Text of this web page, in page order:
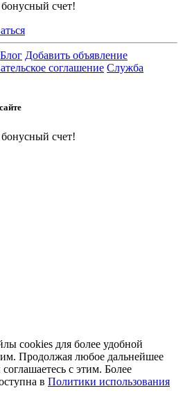
счет!
Блог Добавить объявление
соглашение Служба
счет!
cookies для более удобной
Продолжая любое дальнейшее
с этим. Более
в Политики использования